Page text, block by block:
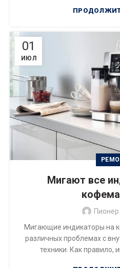
01
ИЮЛ
Мигают все
Мигающие индикаторы на
различных проблемах с
техники. Как правило,